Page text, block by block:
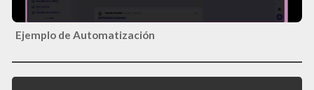
Ejemplo de Automatización